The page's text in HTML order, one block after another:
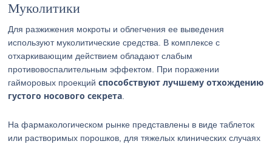
Муколитики
Для разжижения мокроты и облегчения ее выведения
используют муколитические средства. В комплексе с
отхаркивающим действием обладают слабым
противовоспалительным эффектом. При поражении
гайморовых проекцийспособствуют лучшему отхождению
густого носового секрета
На фармакологическом рынке представлены в виде таблеток
или растворимых порошков, для тяжелых клинических случаях